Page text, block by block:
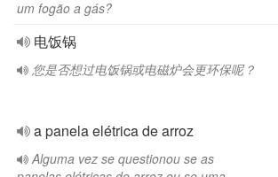
um fogão a gás?
电饭锅
您是否想过电饭锅或电磁炉会更环保呢？
a panela elétrica de arroz
Alguma vez se questionou se as